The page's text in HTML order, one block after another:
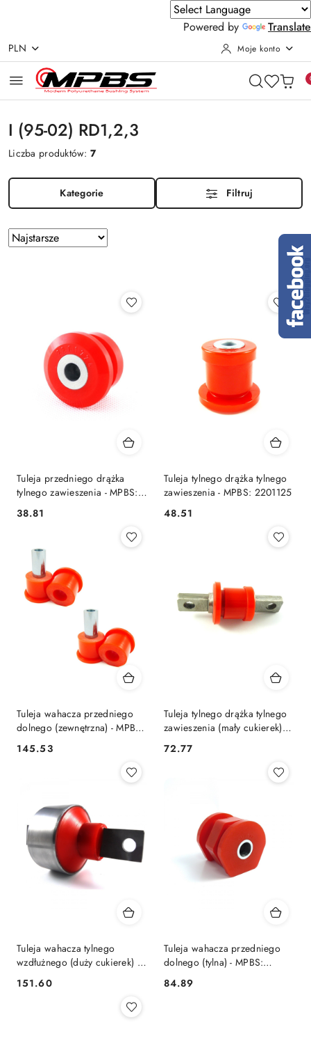
Powered by
Translate
Przejdź do treści głównej
Przejdź do wyszukiwarki
Przejdź do moje konto
Przejdź do menu głównego
Przejdź do stopki
PLN Moje konto
I (95-02) RD1,2,3
Liczba produktów:7
Kategorie Filtruj
Zastosowano
sortowanie:
Sortuj
według
Tuleja przedniego drążka
tylnego zawieszenia - MPBS:
2201224
Cena:
38.81
Tuleja tylnego drążka tylnego
zawieszenia - MPBS: 2201125
Cena:
48.51
Tuleja wahacza przedniego
dolnego (zewnętrzna) - MPBS:
Cena:
145.53
Tuleja tylnego drążka tylnego
zawieszenia (mały cukierek) -
Cena:
72.77
Tuleja wahacza tylnego
wzdłużnego (duży cukierek) -
MPBS: 2201123
Cena:
151.60
Tuleja wahacza przedniego
dolnego (tylna) - MPBS:
2201307
Cena:
84.89